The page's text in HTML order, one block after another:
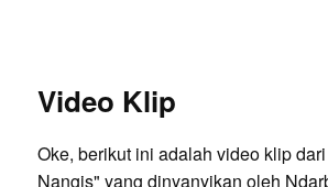
Video Klip
Oke, berikut ini adalah video klip
Nangis" yang dinyanyikan oleh